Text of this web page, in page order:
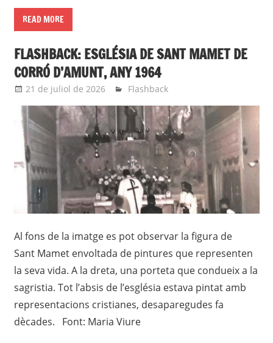
READ MORE
FLASHBACK: ESGLÉSIA DE SANT MAMET DE
CORRÓ D’AMUNT, ANY 1964
21 de juliol de 2026 Eli
Flashback
Al fons de la imatge es pot observar la figura de
Sant Mamet envoltada de pintures que representen
la seva vida. A la dreta, una porteta que condueix a la
sagristia. Tot l’absis de l’església estava pintat amb
representacions cristianes, desaparegudes fa
dècades. Font: Maria Viure